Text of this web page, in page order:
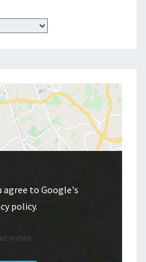
agree to Google's
policy.
more